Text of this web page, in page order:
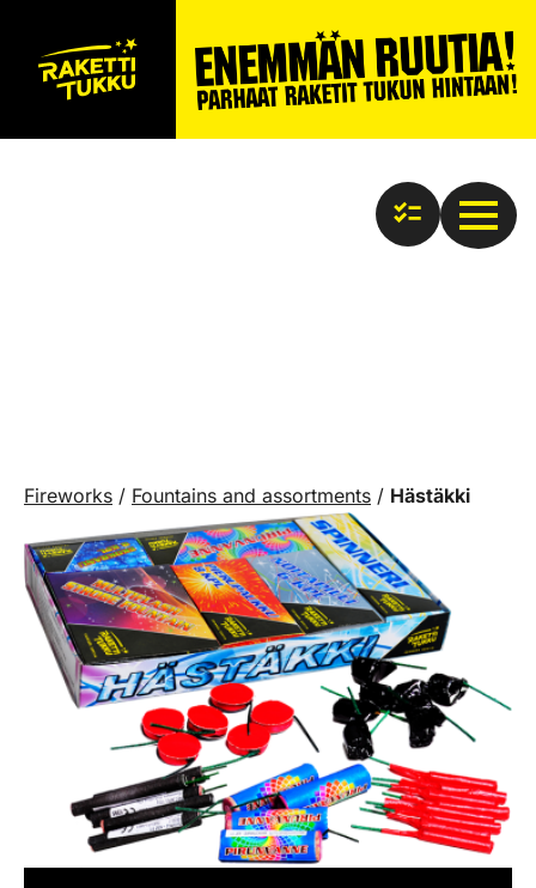
Fireworks / Fountains and assortments / Hästäkki